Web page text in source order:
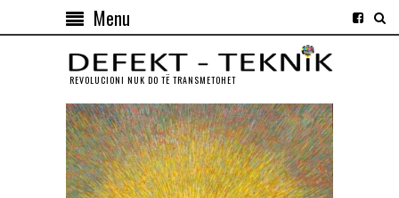
Menu
REVOLUCIONI NUK DO TЁ TRANSMETOHET